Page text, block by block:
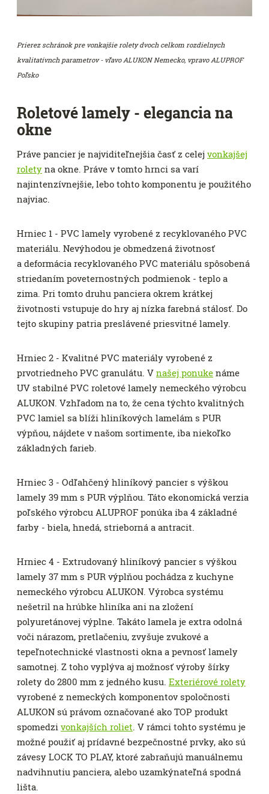
Prierez schránok pre vonkajšie rolety dvoch celkom rozdielnych
kvalitatívnch parametrov - vľavo ALUKON Nemecko, vpravo ALUPROF
Poľsko
Roletové lamely - elegancia na
okne
Práve pancier je najviditeľnejšia časť z celej vonkajšej
rolety na okne. Práve v tomto hrnci sa varí
najintenzívnejšie, lebo tohto komponentu je použitého
najviac.
Hrniec 1 - PVC lamely vyrobené z recyklovaného PVC
materiálu. Nevýhodou je obmedzená životnosť
a deformácia recyklovaného PVC materiálu spôsobená
striedaním poveternostných podmienok - teplo a
zima. Pri tomto druhu panciera okrem krátkej
životnosti vstupuje do hry aj nízka farebná stálosť. Do
tejto skupiny patria preslávené priesvitné lamely.
Hrniec 2 - Kvalitné PVC materiály vyrobené z
prvotriedneho PVC granulátu. V našej ponuke náme
UV stabilné PVC roletové lamely nemeckého výrobcu
ALUKON. Vzhľadom na to, že cena týchto kvalitných
PVC lamiel sa blíži hliníkových lamelám s PUR
výpňou, nájdete v našom sortimente, iba niekoľko
základných farieb.
Hrniec 3 - Odľahčený hliníkový pancier s výškou
lamely 39 mm s PUR výplňou. Táto ekonomická verzia
poľského výrobcu ALUPROF ponúka iba 4 základné
farby - biela, hnedá, strieborná a antracit.
Hrniec 4 - Extrudovaný hliníkový pancier s výškou
lamely 37 mm s PUR výplňou pochádza z kuchyne
nemeckého výrobcu ALUKON. Výrobca systému
nešetril na hrúbke hliníka ani na zložení
polyuretánovej výplne. Takáto lamela je extra odolná
voči nárazom, pretlačeniu, zvyšuje zvukové a
tepeľnotechnické vlastnosti okna a pevnosť lamely
samotnej. Z toho vyplýva aj možnosť výroby šírky
rolety do 2800 mm z jedného kusu. Exteriérové rolety
vyrobené z nemeckých komponentov spoločnosti
ALUKON sú právom označované ako TOP produkt
spomedzi vonkajších roliet. V rámci tohto systému je
možné použiť aj prídavné bezpečnostné prvky, ako sú
závesy LOCK TO PLAY, ktoré zabraňujú manuálnemu
nadvihnutiu panciera, alebo uzamkýnateľná spodná
lišta.